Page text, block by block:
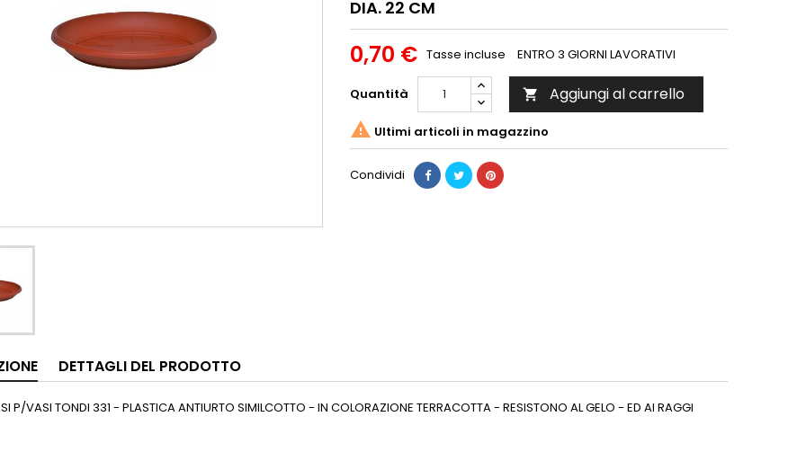
DIA. 22 CM
0,70 € Tasse incluse ENTRO 3 GIORNI LAVORATIVI
Quantità  Aggiungi al carrello
 Ultimi articoli in magazzino
Condividi
DETTAGLI DEL PRODOTTO
P/VASI TONDI 331 - PLASTICA ANTIURTO SIMILCOTTO - IN COLORAZIONE TERRACOTTA - RESISTONO AL GELO - ED AI RAGGI